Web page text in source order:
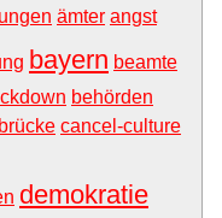
ämter angst
bayern beamte
behörden
brücke cancel-culture
demokratie